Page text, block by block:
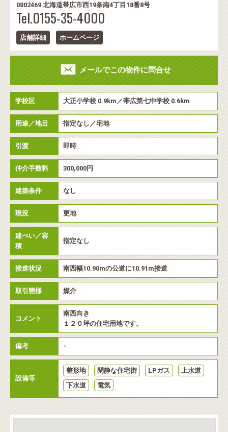
0802469 北海道帯広市西19条南4丁目18番8号
Tel.0155-35-4000
店舗詳細 ホームページ
メールでこの物件に問合せ
学校区 大正小学校 0.9km／帯広第七中学校 0.6km
用途／地目 指定なし／宅地
引渡 即時
仲介手数料 300,000円
建築条件 なし
現況 更地
建ぺい／容
積
指定なし
接道状況 南西幅10.90mの公道に10.91m接道
取引態様 媒介
コメント
南西向き
１２０坪の住宅用地です。
備考 -
設備等
整形地 閑静な住宅街 LPガス
上水道
下水道
電気